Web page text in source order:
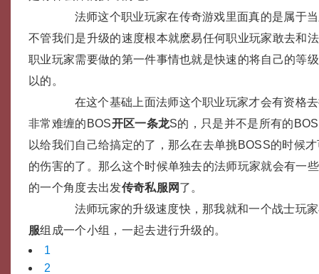
法师这个职业玩家在传奇游戏里面真的是属于当
不管我们是升级的速度根本就麽易任何职业玩家敢去和
职业玩家需要做的第一件事情也就是快速的将自己的等
以的。
在这个基础上面法师这个职业玩家才会有资格
非常难缠的BOS开区一条龙S的，只是并不是所有的
以给我们自己给搞定的了，那么在去单挑BOSS的时候
的伤害的了。那么这个时候单独去的法师玩家就会有一
的一个角度去出发传奇私服网 了。
法师玩家的升级速度快，那我就和一个战士玩家
服组成一个小组，一起去进行升级的。
1
2